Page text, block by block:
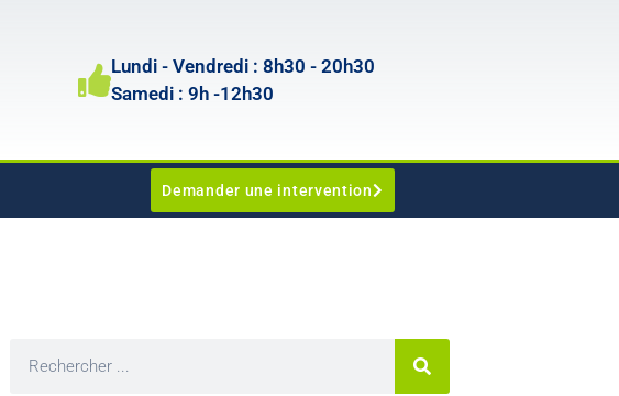
Lundi - Vendredi : 8h30 - 20h30
Samedi : 9h -12h30
Demander une intervention